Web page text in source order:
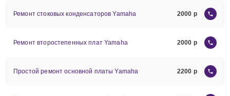
Ремонт стоковых конденсаторов Yamaha 2000
Ремонт второстепенных плат Yamaha 2000
Простой ремонт основной платы Yamaha 2200